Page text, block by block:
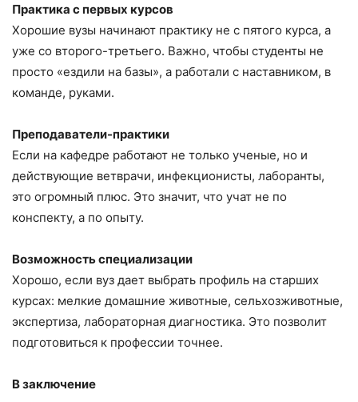
Практика с первых курсов
Хорошие вузы начинают практику не с пятого курса, а
уже со второго-третьего. Важно, чтобы студенты не
просто «ездили на базы», а работали с наставником, в
команде, руками.
Преподаватели-практики
Если на кафедре работают не только ученые, но и
действующие ветврачи, инфекционисты, лаборанты,
это огромный плюс. Это значит, что учат не по
конспекту, а по опыту.
Возможность специализации
Хорошо, если вуз дает выбрать профиль на старших
курсах: мелкие домашние животные, сельхозживотные,
экспертиза, лабораторная диагностика. Это позволит
подготовиться к профессии точнее.
В заключение